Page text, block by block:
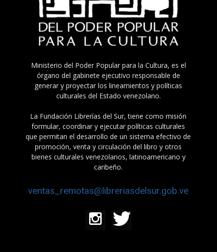
Ministerio del Poder Popular para la Cultura, es el
órgano del gabinete ejecutivo responsable de
generar y proyectar los lineamientos y políticas
culturales del Estado venezolano.
La Fundación Librerías del Sur, tiene como misión
formular, coordinar y ejecutar políticas culturales
que permitan el desarrollo de un sistema efectivo de
promoción, venta y circulación del libro y otros
bienes culturales venezolanos, latinoamericano y
caribeño.
ventas_remotas@libreriasdelsur.gob.ve